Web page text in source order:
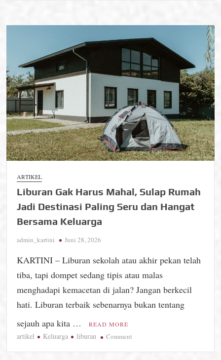
Bukan
Menjaga
Hangatnya
Mental
Keluarga
Era
Modern
ARTIKEL
Liburan Gak Harus Mahal, Sulap Rumah
Jadi Destinasi Paling Seru dan Hangat
Bersama Keluarga
admin_kartini Juni 28, 2026
KARTINI – Liburan sekolah atau akhir pekan telah
tiba, tapi dompet sedang tipis atau malas
menghadapi kemacetan di jalan? Jangan berkecil
hati. Liburan terbaik sebenarnya bukan tentang
sejauh apa kita …
READ MORE
artikel Keluarga liburan Comment